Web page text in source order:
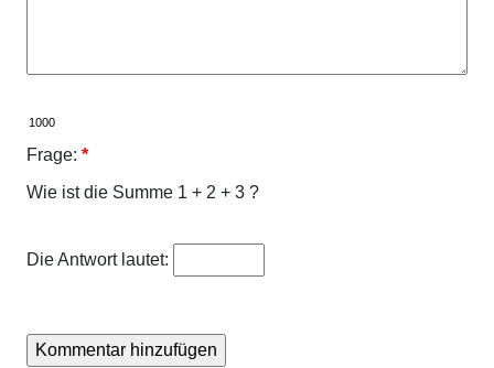
Frage: *
Wie ist die Summe 1 + 2 + 3 ?
Die Antwort lautet: